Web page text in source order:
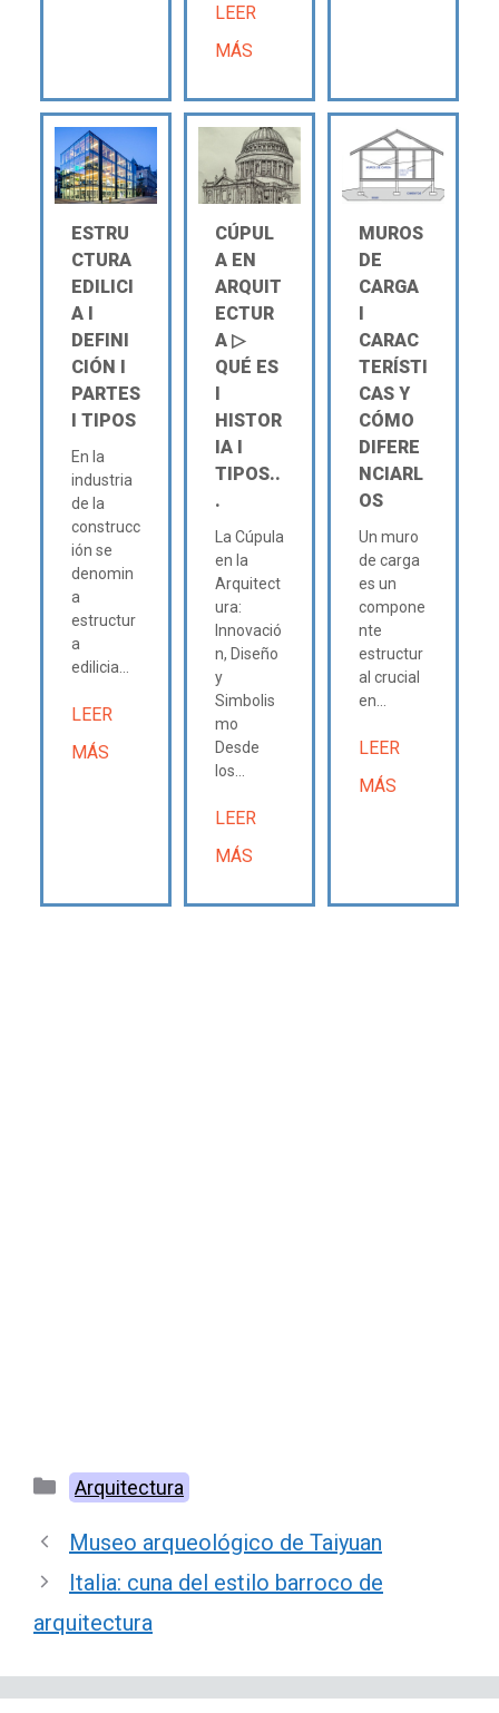
LEER
MÁS
ESTRU
CTURA
EDILICI
A Ι
DEFINI
CIÓN Ι
PARTES
Ι TIPOS
En la
industria
de la
construcc
ión se
denomin
a
estructur
a
edilicia...
LEER
MÁS
CÚPUL
A EN
ARQUIT
ECTUR
A ▷
QUÉ ES
Ι
HISTOR
IA Ι
TIPOS..
.
La Cúpula
en la
Arquitect
ura:
Innovació
n, Diseño
y
Simbolis
mo
Desde
los...
LEER
MÁS
MUROS
DE
CARGA
Ι
CARAC
TERÍSTI
CAS Y
CÓMO
DIFERE
NCIARL
OS
Un muro
de carga
es un
compone
nte
estructur
al crucial
en...
LEER
MÁS
Categorías
Arquitectura
Museo arqueológico de Taiyuan
Italia: cuna del estilo barroco de
arquitectura